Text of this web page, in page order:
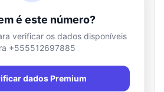
localização
Desconhecido
Desconhecido
é este número?
verificar os dados disponíveis
+555512697885
dados Premium